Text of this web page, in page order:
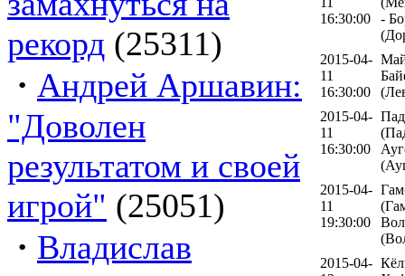
рекорд (25311)
· Андрей Аршавин:
"Доволен
результатом и своей
игрой" (25051)
· Владислав
16:30:00
-
2015-04-
11
16:30:00
2015-04-
11
16:30:00
2015-04-
11
19:30:00
2015-04-